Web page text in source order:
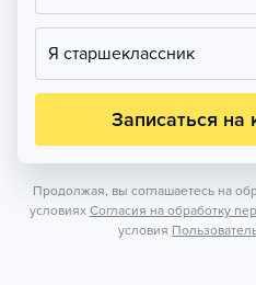
Я старшеклассник
Записаться на
Продолжая, вы соглашаетесь на
условиях Согласия на обработку
условия